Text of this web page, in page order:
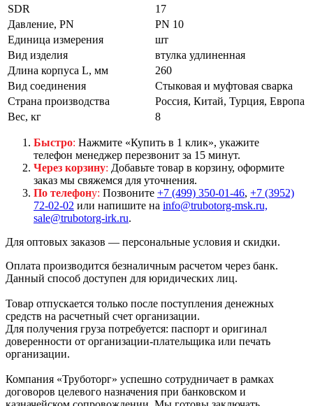
SDR
17
Давление, PN
PN 10
Единица измерения
шт
Вид изделия
втулка удлиненная
Длина корпуса L, мм
260
Вид соединения
Стыковая и муфтовая сварка
Страна производства
Россия, Китай, Турция, Европа
Вес, кг
8
Быстро: Нажмите «Купить в 1 клик», укажите
телефон менеджер перезвонит за 15 минут.
Через корзину: Добавьте товар в корзину, оформите
заказ мы свяжемся для уточнения.
По телефону: Позвоните +7 (499) 350-01-46, +7 (3952)
72-02-02 или напишите на info@trubotorg-msk.ru,
sale@trubotorg-irk.ru.
Для оптовых заказов — персональные условия и скидки.
Оплата производится безналичным расчетом через банк.
Данный способ доступен для юридических лиц.
Товар отпускается только после поступления денежных
средств на расчетный счет организации.
Для получения груза потребуется: паспорт и оригинал
доверенности от организации-плательщика или печать
организации.
Компания «Труботорг» успешно сотрудничает в рамках
договоров целевого назначения при банковском и